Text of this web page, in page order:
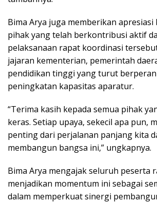
Bima Arya juga memberikan apresiasi
pihak yang telah berkontribusi aktif
pelaksanaan rapat koordinasi
jajaran kementerian, pemerintah
pendidikan tinggi yang turut berperan
peningkatan kapasitas aparatur.
“Terima kasih kepada semua pihak
keras. Setiap upaya, sekecil apa pun,
penting dari perjalanan panjang kita
membangun bangsa ini,” ungkapnya.
Bima Arya mengajak seluruh peserta
menjadikan momentum ini sebagai
dalam memperkuat sinergi